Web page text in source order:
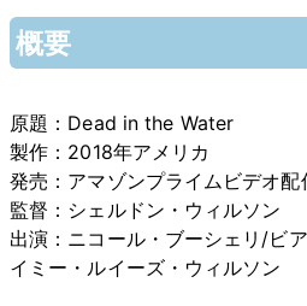
概要
原題：Dead in the Water
製作：2018年アメリカ
発売：アマゾンプライムビデオ配
監督：シェルドン・ウィルソン
出演：ニコール・ブーシェリ/ビ
イミー・ルイーズ・ウィルソン